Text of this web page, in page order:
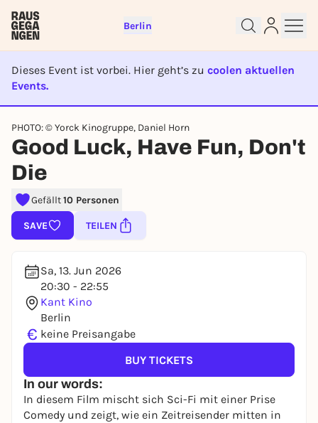
Berlin
Dieses Event ist vorbei. Hier geht’s zu coolen aktuellen
Events.
EVENT IST BEENDET
PHOTO: © Yorck Kinogruppe, Daniel Horn
Good Luck, Have Fun, Don't
Die
Gefällt10 Personen
SAVE TEILEN
Sa, 13. Jun 2026
20:30 - 22:55
Kant Kino
Berlin
€ keine Preisangabe
In our words:
In diesem Film mischt sich Sci-Fi mit einer Prise
Comedy und zeigt, wie ein Zeitreisender mitten in
BUY TICKETS
Sign up for free and get started
right away
lotteries, you need a free Rausgegangen account.
REGISTER FOR FREE NOW
You already have an account?